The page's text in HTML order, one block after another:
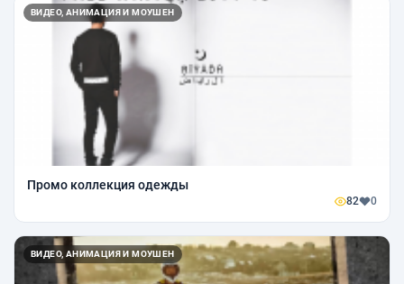
ВИДЕО, АНИМАЦИЯ И МОУШЕН
Промо коллекция одежды
82 0
ВИДЕО, АНИМАЦИЯ И МОУШЕН